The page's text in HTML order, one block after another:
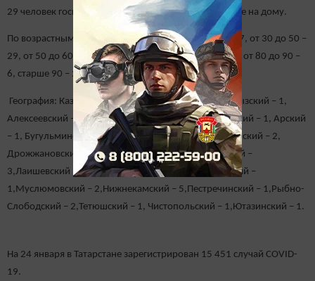
29 человек госпитализировано, 57 получают лечение на дому.
По возрастным группам: до 18 лет – 3, от 18 до 30 – 7, от 30 до 50 –
29, от 50 до 60 – 12, от 60 до 70 – 18, от 70 до 80 – 9, от 80 до 90 –
6, старше 90 – 2
География: Казань – 41, Набережные Челны – 9, Агрызский – 1,
Алексеевский – 2,Алькеевский – 1, Альметьевский – 1, Арский
– 1, Бугульминский – 2, Буинский – 1, Верхнеуслонский – 2,
Дрожжановский – 1,Елабужский – 1, Зеленодольский –
3,Лаишевский – 2, Лениногорский – 4, Мензелинский –
1,Муслюмовский – 2,Нижнекамский – 5,Пестречинский – 1,Рыбно-
Слободский – 2,Тетюшский – 1, Чистопольский – 1,Ютазинский – 1.
На 24 января в Татарстане зарегистрирован 15 451 случай COVID-
19.